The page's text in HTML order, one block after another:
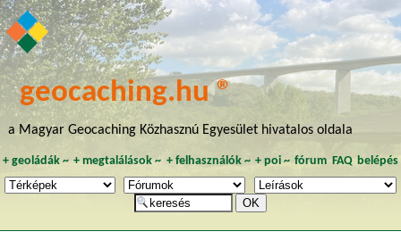
geocaching.hu ®
a Magyar Geocaching Közhasznú Egyesület hivatalos oldala
+ geoládák~ +megtalálások ~ + felhasználók~ + poi~ fórum FAQ belépés